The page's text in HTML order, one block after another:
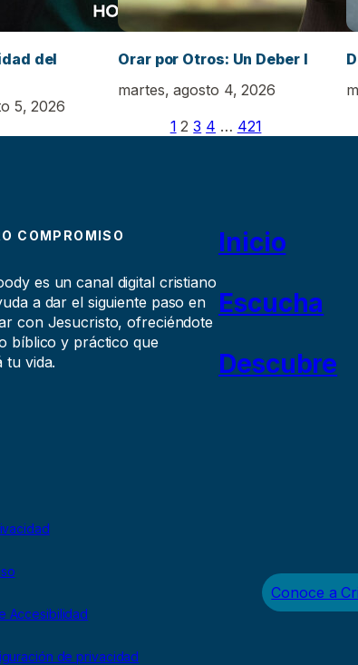
del
5, 2026
Orar por Otros: Un Deber I
martes, agosto 4, 2026
1 2 3 4 … 421
COMPROMISO
es un canal digital cristiano
a dar el siguiente paso en
con Jesucristo, ofreciéndote
bíblico y práctico que
tu vida.
Inicio
Escucha
Descubre
Accesibilidad
de privacidad
Conoce a